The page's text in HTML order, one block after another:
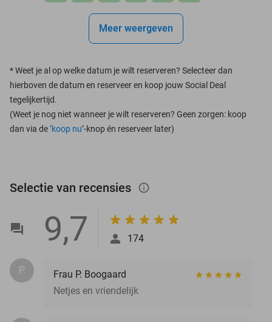
Meer weergeven
*Weet je al op welke datum je wilt reserveren? Selecteer dan
hierboven de datum en reserveer en koop jouw Social Deal
tegelijkertijd.
(Weet je nog niet wanneer je wilt reserveren? Geen zorgen: koop
dan via de ‘koop nu’-knop én reserveer later)
Selectie van recensies info_outlined
9,7 174
P.
Frau P. Boogaard
Netjes en vriendelijk